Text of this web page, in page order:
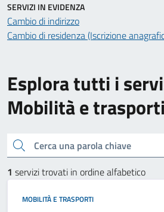
Esplora tutti i
Mobilità e trasporti
Cerca una parola chiave
1 servizi trovati in ordine alfabetico
MOBILITÀ E TRASPORTI
SERVIZI IN EVIDENZA
Cambio di indirizzo
Cambio di residenza (Iscrizione